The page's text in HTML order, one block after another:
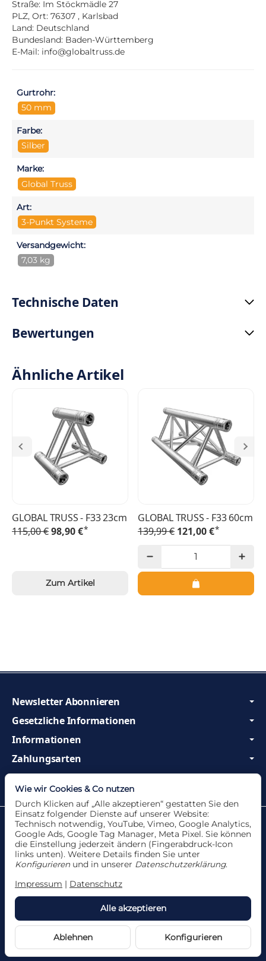
Straße: Im Stöckmädle 27
PLZ, Ort: 76307 , Karlsbad
Land: Deutschland
Bundesland: Baden-Württemberg
E-Mail: info@globaltruss.de
Gurtrohr:
50 mm
Farbe:
Silber
Marke:
Global Truss
Art:
3-Punkt Systeme
Versandgewicht:
7,03 kg
Technische Daten
Bewertungen
Ähnliche Artikel
GLOBAL TRUSS - F33 23cm
115,00 €98,90 €*
Zum Artikel
GLOBAL TRUSS - F33 60cm
139,99 € 121,00 €*
Gesetzliche Informationen
Informationen
Zahlungsarten
Wir sind Profis und beraten Sie gerne!
Newsletter Abonnieren
Datenschutzerklärung•Impressum
Alle Angebote nur solange der Vorrat reicht. Für
Druckfehler und Irrtümer wird keine Haftung
übernommen.
Powered by
JTL-Shop
Made with♥by eRock Creations
Alle akzeptieren
Ablehnen Konfigurieren
Wie wir Cookies & Co nutzen
Durch Klicken auf „Alle akzeptieren“ gestatten Sie den
Einsatz folgender Dienste auf unserer Website:
Technisch notwendig, YouTube, Vimeo, Google Analytics,
Google Ads, Google Tag Manager, Meta Pixel. Sie können
die Einstellung jederzeit ändern (Fingerabdruck-Icon
links unten). Weitere Details finden Sie unter
Konfigurieren und in unserer Datenschutzerklärung.
Impressum | Datenschutz